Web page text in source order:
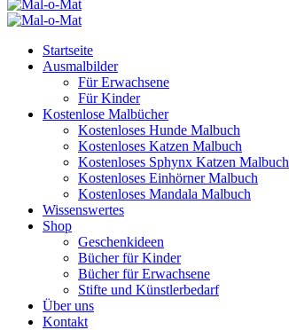
Startseite
Ausmalbilder
Für Erwachsene
Für Kinder
Kostenlose Malbücher
Kostenloses Hunde Malbuch
Kostenloses Katzen Malbuch
Kostenloses Sphynx Katzen Malbuch
Kostenloses Einhörner Malbuch
Kostenloses Mandala Malbuch
Wissenswertes
Shop
Geschenkideen
Bücher für Kinder
Bücher für Erwachsene
Stifte und Künstlerbedarf
Über uns
Kontakt